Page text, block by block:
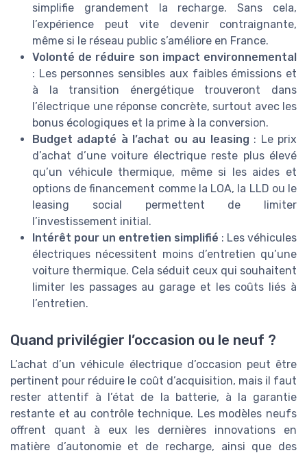
simplifie grandement la recharge. Sans cela,
l’expérience peut vite devenir contraignante,
même si le réseau public s’améliore en France.
Volonté de réduire son impact environnemental
: Les personnes sensibles aux faibles émissions et
à la transition énergétique trouveront dans
l’électrique une réponse concrète, surtout avec les
bonus écologiques et la prime à la conversion.
Budget adapté à l’achat ou au leasing : Le prix
d’achat d’une voiture électrique reste plus élevé
qu’un véhicule thermique, même si les aides et
options de financement comme la LOA, la LLD ou le
leasing social permettent de limiter
l’investissement initial.
Intérêt pour un entretien simplifié : Les véhicules
électriques nécessitent moins d’entretien qu’une
voiture thermique. Cela séduit ceux qui souhaitent
limiter les passages au garage et les coûts liés à
l’entretien.
Quand privilégier l’occasion ou le neuf ?
L’achat d’un véhicule électrique d’occasion peut être
pertinent pour réduire le coût d’acquisition, mais il faut
rester attentif à l’état de la batterie, à la garantie
restante et au contrôle technique. Les modèles neufs
offrent quant à eux les dernières innovations en
matière d’autonomie et de recharge, ainsi que des